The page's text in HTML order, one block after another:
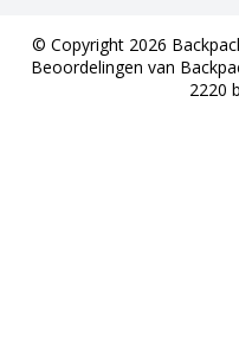
© Copyright 2026
Beoordelingen van
2220